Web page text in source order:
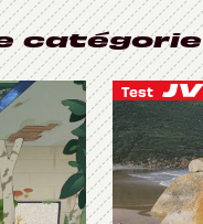
catégorie
Test